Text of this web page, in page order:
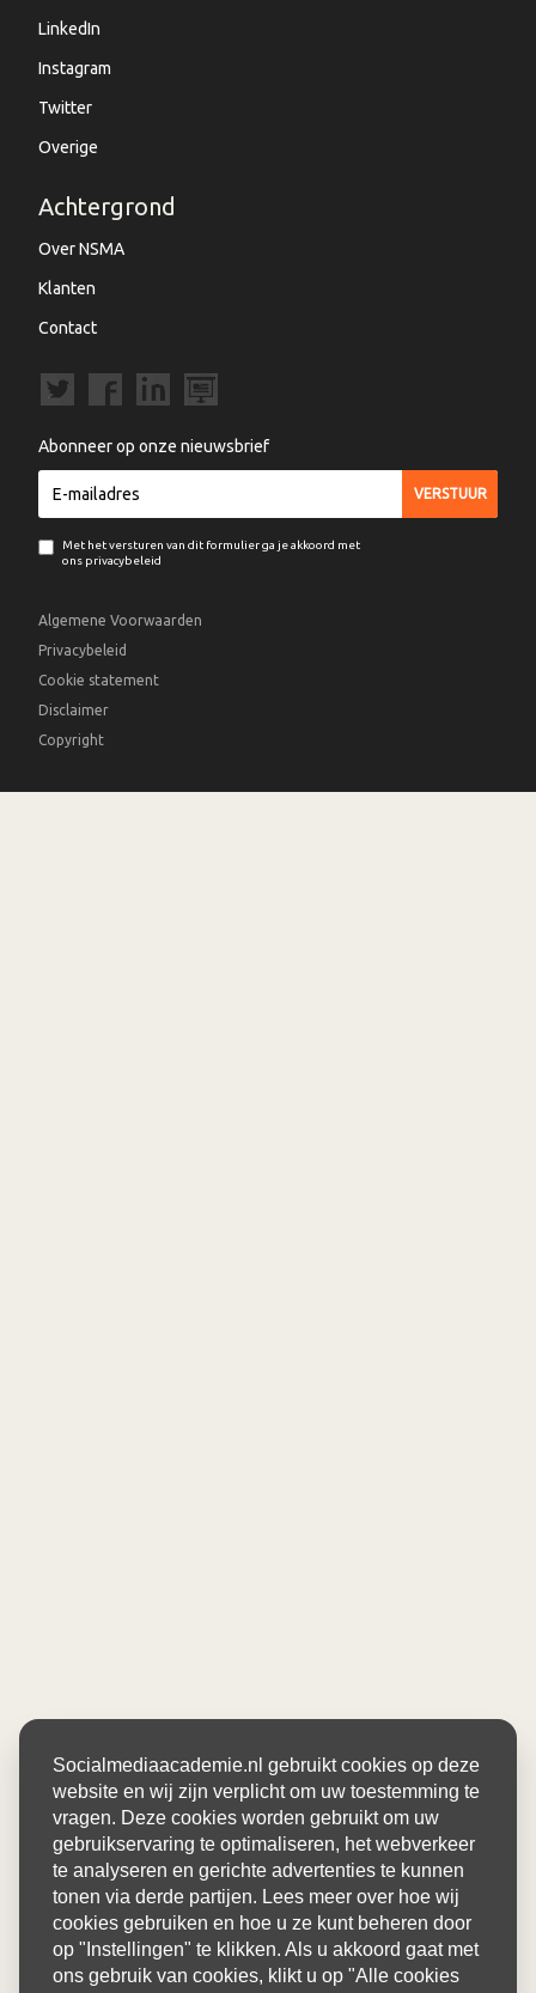
LinkedIn
Instagram
Twitter
Overige
Achtergrond
Over NSMA
Klanten
Contact
Abonneer op onze nieuwsbrief
Met het versturen van dit formulier ga je akkoord met
ons privacybeleid
Algemene Voorwaarden
Privacybeleid
Cookie statement
Disclaimer
Copyright
Socialmediaacademie.nl gebruikt cookies op deze
website en wij zijn verplicht om uw toestemming te
vragen. Deze cookies worden gebruikt om uw
gebruikservaring te optimaliseren, het webverkeer
te analyseren en gerichte advertenties te kunnen
tonen via derde partijen. Lees meer over hoe wij
cookies gebruiken en hoe u ze kunt beheren door
op "Instellingen" te klikken. Als u akkoord gaat met
ons gebruik van cookies, klikt u op "Alle cookies